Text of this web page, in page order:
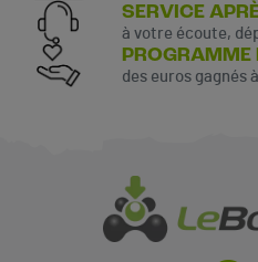
SERVICE
à votre écoute,
PROGRAMME
des euros gagnés